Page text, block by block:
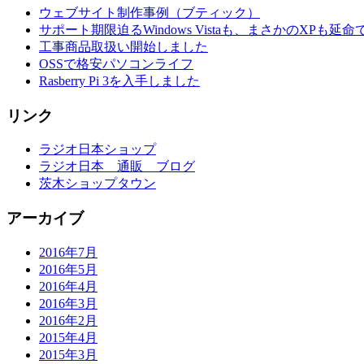
ウェブサイト制作事例（ブティック）
サポート期限迫るWindows Vistaも、まさかのXPも延命
工事商品取扱い開始しました
OSSで格安パソコンライフ
Rasberry Pi 3を入手しました
リンク
ラジオ日本ショップ
ラジオ日本 通販 ブログ
茨木ショップタウン
アーカイブ
2016年7月
2016年5月
2016年4月
2016年3月
2016年2月
2015年4月
2015年3月